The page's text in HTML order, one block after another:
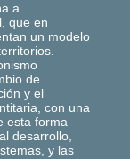
a
que en
un modelo
de
y el
con una
esta forma
desarrollo,
y las